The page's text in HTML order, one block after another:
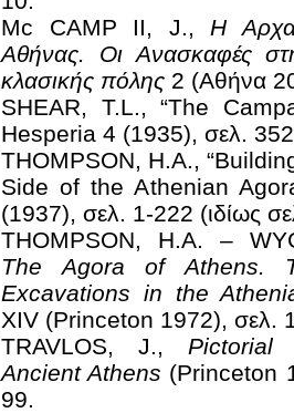
Mc CAMP II, J., Η
Αθήνας. Οι Ανασκαφές
κλασικής πόλης 2 (Αθήνα
SHEAR, T.L., “The
Hesperia 4 (1935), σελ.
THOMPSON, H.A.,
Side of the Athenian
(1937), σελ. 1-222 (ιδίως
THOMPSON, H.A. –
The Agora of Athens.
Excavations in the
XIV (Princeton 1972), σελ.
TRAVLOS, J., Pictorial
Ancient Athens (Princeton
99.